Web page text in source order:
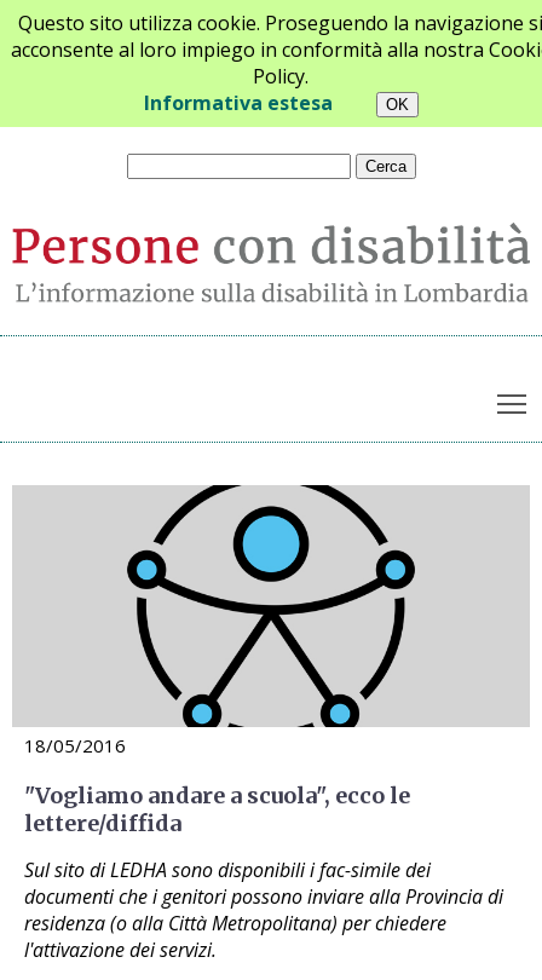
Questo sito utilizza cookie. Proseguendo la navigazione si
acconsente al loro impiego in conformità alla nostra
Policy.
Informativa estesa
Chi siamo Newsletter Contatti
Archivio notizie
18/05/2016
"Vogliamo andare a scuola", ecco le
lettere/diffida
Sul sito di LEDHA sono disponibili i fac-simile dei
documenti che i genitori possono inviare alla Provincia di
residenza (o alla Città Metropolitana) per chiedere
l'attivazione dei servizi.